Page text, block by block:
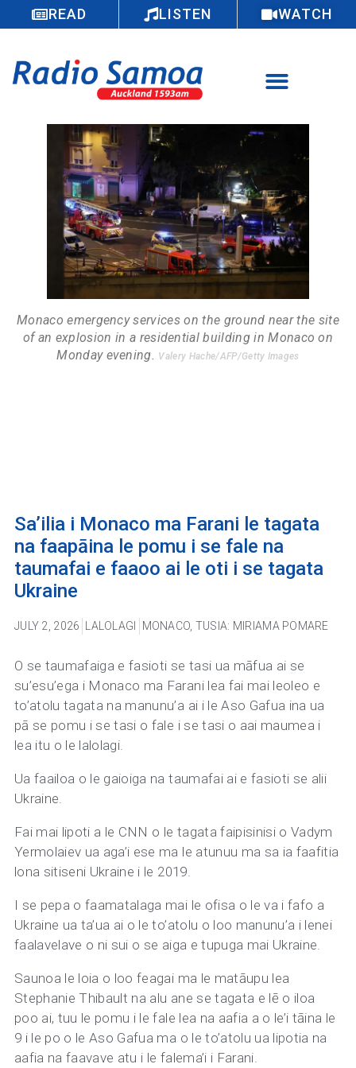
READ LISTEN WATCH
Monaco emergency services on the ground near the site
of an explosion in a residential building in Monaco on
Monday evening. Valery Hache/AFP/Getty Images
Sa’ilia i Monaco ma Farani le tagata
na faapāina le pomu i se fale na
taumafai e faaoo ai le oti i se tagata
Ukraine
JULY 2, 2026 LALOLAGI MONACO TUSIA: MIRIAMA POMARE
O se taumafaiga e fasioti se tasi ua māfua ai se
su’esu’ega i Monaco ma Farani lea fai mai leoleo e
to’atolu tagata na manunu’a ai i le Aso Gafua ina ua
pā se pomu i se tasi o fale i se tasi o aai maumea i
lea itu o le lalolagi.
Ua faailoa o le gaioiga na taumafai ai e fasioti se alii
Ukraine.
Fai mai lipoti a le CNN o le tagata faipisinisi o Vadym
Yermolaiev ua aga’i ese ma le atunuu ma sa ia faafitia
lona sitiseni Ukraine i le 2019.
I se pepa o faamatalaga mai le ofisa o le va i fafo a
Ukraine ua ta’ua ai o le to’atolu o loo manunu’a i lenei
faalavelave o ni sui o se aiga e tupuga mai Ukraine.
Saunoa le loia o loo feagai ma le matāupu lea
Stephanie Thibault na alu ane se tagata e lē o iloa
poo ai, tuu le pomu i le fale lea na aafia a o le’i tāina le
9 i le po o le Aso Gafua ma o le to’atolu ua lipotia na
aafia na faavave atu i le falema’i i Farani.